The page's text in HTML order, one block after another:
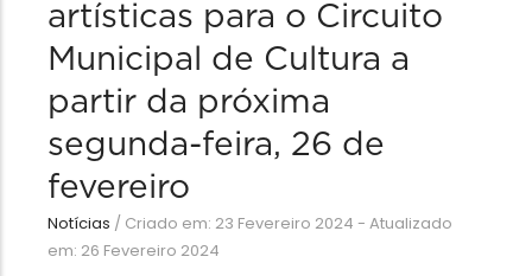
artísticas para o Circuito
Municipal de Cultura a
partir da próxima
segunda-feira, 26 de
fevereiro
Notícias / Criado em: 23 Fevereiro 2024 - Atualizado
em: 26 Fevereiro 2024